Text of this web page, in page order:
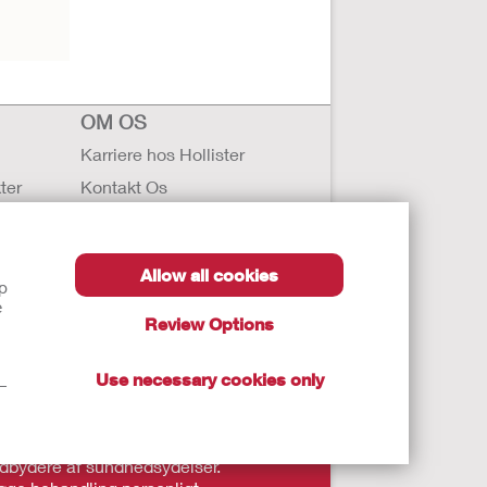
Allow all cookies
Review Options
Use necessary cookies only
og
OM OS
Karriere hos Hollister
Kontakt Os
Hollisters historie
Nyheder og arrangementer
af sundhedsydelser.